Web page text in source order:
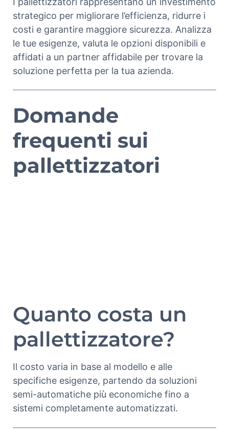
strategico per migliorare l’efficienza, ridurre i
costi e garantire maggiore sicurezza. Analizza
le tue esigenze, valuta le opzioni disponibili e
affidati a un partner affidabile per trovare la
soluzione perfetta per la tua azienda.
Domande
frequenti sui
pallettizzatori
Quanto costa un
pallettizzatore?
Il costo varia in base al modello e alle
specifiche esigenze, partendo da soluzioni
semi-automatiche più economiche fino a
sistemi completamente automatizzati.